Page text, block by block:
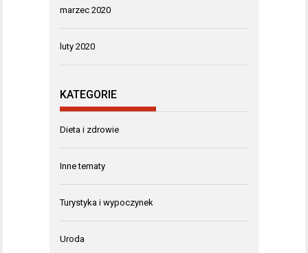
marzec 2020
luty 2020
KATEGORIE
Dieta i zdrowie
Inne tematy
Turystyka i wypoczynek
Uroda